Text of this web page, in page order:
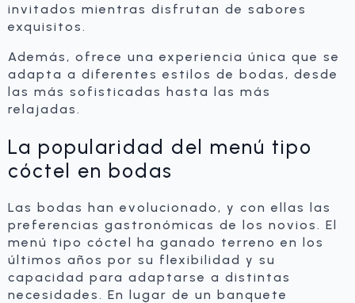
invitados mientras disfrutan de sabores
exquisitos.
Además, ofrece una experiencia única que se
adapta a diferentes estilos de bodas, desde
las más sofisticadas hasta las más
relajadas.
La popularidad del menú tipo
cóctel en bodas
Las bodas han evolucionado, y con ellas las
preferencias gastronómicas de los novios. El
menú tipo cóctel ha ganado terreno en los
últimos años por su flexibilidad y su
capacidad para adaptarse a distintas
necesidades. En lugar de un banquete